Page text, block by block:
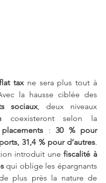
tax ne sera plus tout à
la hausse ciblée des
sociaux , deux niveaux
coexisteront selon la
placements : 30 % pour
31,4 % pour d’autres.
introduit une fiscalité à
qui oblige les épargnants
plus près la nature de